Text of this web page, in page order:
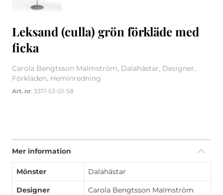
Leksand (culla) grön förkläde med
ficka
Carola Bengtsson Malmström, Dalahästar, Designer,
Förkläden, Heminredning
Art. nr: 3317-53-01-58
Mer information
Mönster Dalahästar
Designer Carola Bengtsson Malmström